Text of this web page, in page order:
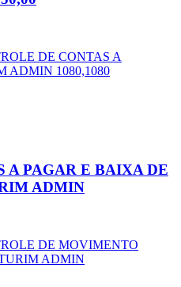
A PAGAR E BAIXA DE
ADMIN